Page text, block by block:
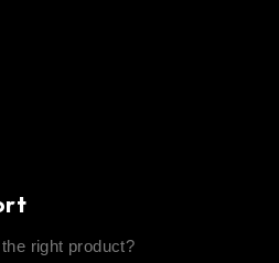
right product?